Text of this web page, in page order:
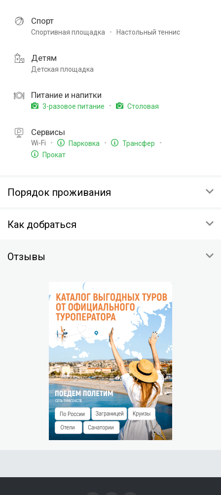
Спорт
Спортивная площадка Настольный теннис
Детям
Детская площадка
Питание и напитки
3-разовое питание Столовая
Сервисы
Wi-Fi Парковка
Трансфер
Прокат
Порядок проживания
12:00
10:00
Условия отмены будут указаны при подтверждении
НЕЯВКА ГОСТЯ
Незаездом считается прибытие гостя после 00:00 часов
следующего дня.
Штраф за незаезд — % от суммы предоплаты.
РАЗМЕЩЕНИЕ ДЕТЕЙ
Бесплатно без предоставления места до 5 лет
На размещение детей от 5 до 14 лет действуют скидки:
на основном месте – 20%;
на дополнительном месте – 30%.
ОСОБЫЕ УСЛОВИЯ
При заселении необходимо иметь при себе паспорт на
каждого взрослого гостя и свидетельство о рождении на
скидка 20%.
Как добраться
Скопировать координаты:
Отзывы